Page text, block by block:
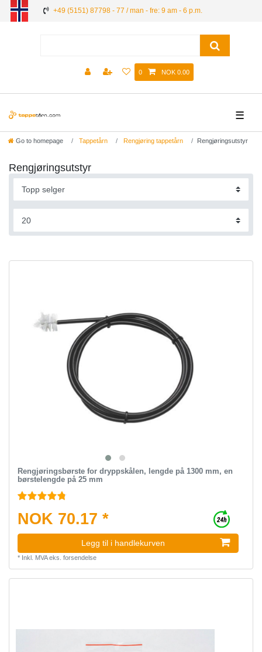
+49 (5151) 87798 - 77 / man - fre: 9 am - 6 p.m.
0 NOK 0.00
☰
Go to homepage Tappetårn Rengjøring tappetårn Rengjøringsutstyr
Rengjøringsutstyr
Rengjøringsbørste for dryppskålen, lengde på 1300 mm, en
børstelengde på 25 mm
NOK 70.17 *
Legg til i handlekurven
* Inkl. MVAeks. forsendelse